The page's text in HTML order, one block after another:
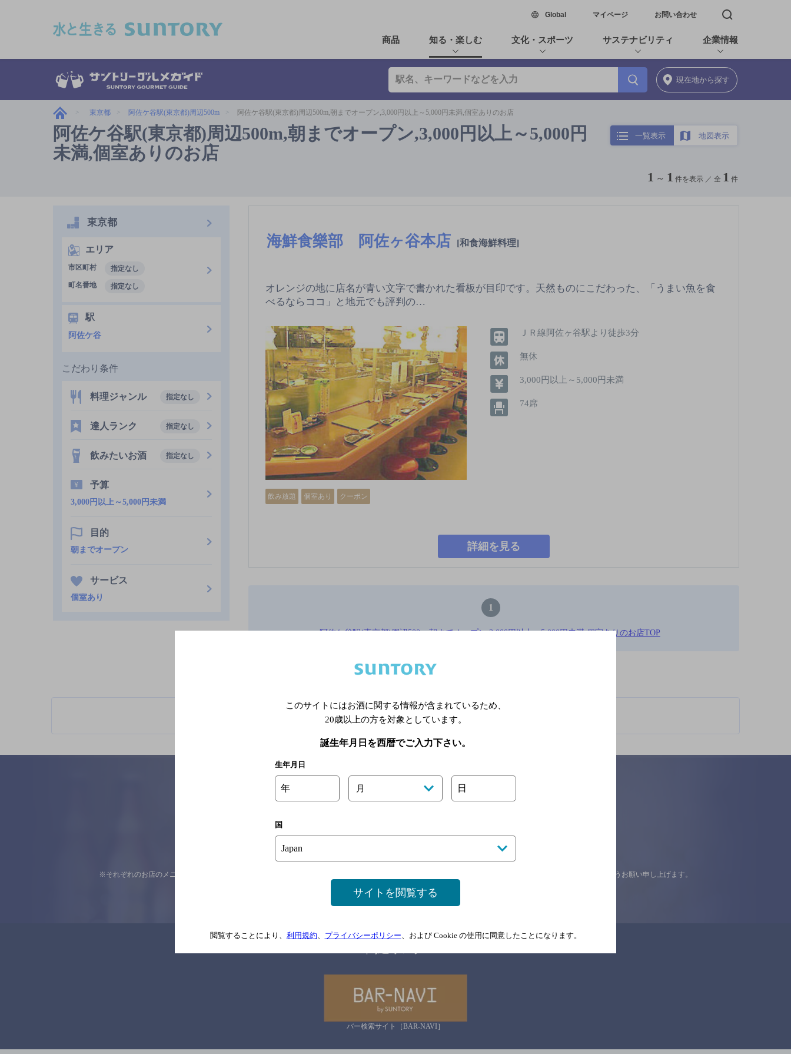
Global新しいウィンドウで開く
マイページ お問い合わせ 検索窓を開く
商品 知る・楽しむ 文化・スポーツ サステナビリティ 企業情報
現在地から探す
東京都 阿佐ケ谷駅(東京都)周辺500m 阿佐ケ谷駅(東京都)周辺500m,朝までオープン,3,000円以上～5,000円未満,個室ありのお店
阿佐ケ谷駅(東京都)周辺500m,朝までオープン,3,000円以上～5,000円
未満,個室ありのお店
一覧表示 地図表示
1 ～ 1 件を表示 ／ 全 1 件
海鮮食樂部 阿佐ヶ谷本店 [和食海鮮料理]
オレンジの地に店名が青い文字で書かれた看板が目印です。天然ものにこだわった、「うまい魚を食
べるならココ」と地元でも評判の…
飲み放題 個室あり クーポン
ＪＲ線阿佐ヶ谷駅より徒歩3分
無休
3,000円以上～5,000円未満
74席
詳細を見る
1
阿佐ケ谷駅(東京都)周辺500m,朝までオープン,3,000円以上～5,000円未満,個室ありのお店TOP
※店舗によりハイボール取り扱い銘柄が異なります。
東京都
エリア
市区町村
指定なし
町名番地
指定なし
駅
阿佐ケ谷
こだわり条件
料理ジャンル 指定なし
達人ランク 指定なし
飲みたいお酒 指定なし
予算
3,000円以上～5,000円未満
目的
朝までオープン
サービス
個室あり
関連ページ
※それぞれのお店のメニューや営業時間などの掲載情報については、 念のためお店にご確認の上ご来店くださいますようお願い申し上げます。
バー検索サイト［BAR-NAVI］
このサイトにはお酒に関する情報が含まれているため、
20歳以上の方を対象としています。
誕生年月日を西暦でご入力下さい。
生年月日
年 月 日
国
サイトを閲覧する
閲覧することにより、 利用規約、 プライバシーポリシー、および Cookie の使用に同意したことになります。